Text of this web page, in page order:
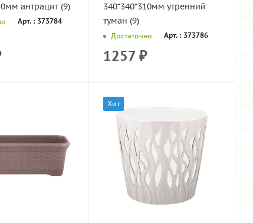
антрацит (9)
Арт. : 373784
340*340*310мм утренний
туман (9)
Достаточно Арт. : 373786
1257₽
Хит